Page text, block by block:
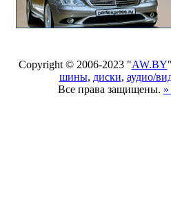
Copyright © 2006-2023 "AW.BY
шины, диски, аудио/
Все права защищены.